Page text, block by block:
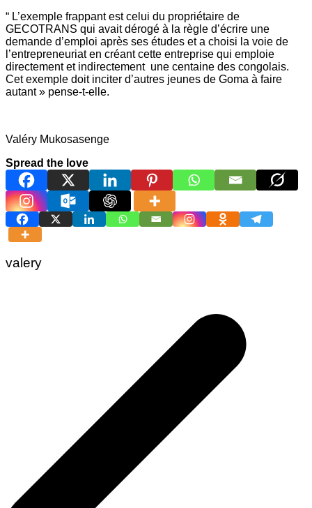
“ L’exemple frappant est celui du propriétaire de
GECOTRANS qui avait dérogé à la règle d’écrire une
demande d’emploi après ses études et a choisi la voie de
l’entrepreneuriat en créant cette entreprise qui emploie
directement et indirectement une centaine des congolais.
Cet exemple doit inciter d’autres jeunes de Goma à faire
autant » pense-t-elle.
Valéry Mukosasenge
Spread the love
valery